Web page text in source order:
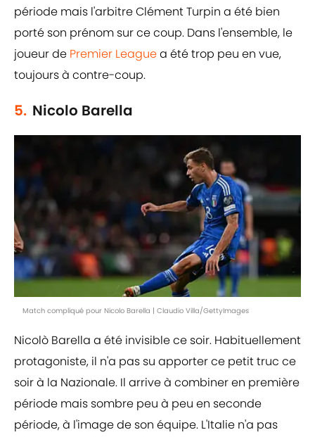
période mais l'arbitre Clément Turpin a été bien
porté son prénom sur ce coup. Dans l'ensemble, le
joueur de Premier Leaguea été trop peu en vue,
toujours à contre-coup.
5. Nicolo Barella
Match compliqué pour Nicolo Barella | Claudio Villa/GettyImages
Nicolò Barella a été invisible ce soir. Habituellement
protagoniste, il n'a pas su apporter ce petit truc ce
soir à la Nazionale. Il arrive à combiner en première
période mais sombre peu à peu en seconde
période, à l'image de son équipe. L'Italie n'a pas